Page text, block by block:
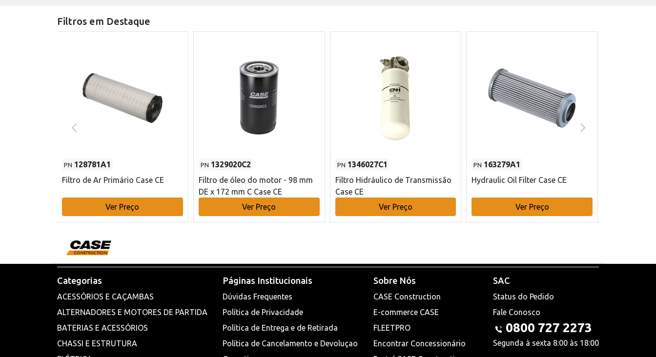
Filtros em Destaque
PN 128781A1
Filtro de Ar Primário Case CE
Ver Preço
PN 1329020C2
Filtro de óleo do motor - 98 mm
DE x 172 mm C Case CE
Ver Preço
PN 1346027C1
Filtro Hidráulico de Transmissão
Case CE
Ver Preço
PN 163279A1
Hydraulic Oil Filter Case CE
Ver Preço
Categorias
ACESSÓRIOS E CAÇAMBAS
ALTERNADORES E MOTORES DE PARTIDA
BATERIAS E ACESSÓRIOS
CHASSI E ESTRUTURA
Páginas Institucionais
Dúvidas Frequentes
Política de Privacidade
Política de Entrega e de Retirada
Política de Cancelamento e Devoluçao
Sobre Nós
CASE Construction
E-commerce CASE
FLEETPRO
Encontrar Concessionário
SAC
Status do Pedido
Fale Conosco
0800 727 2273
Segunda à sexta 8:00 às 18:00